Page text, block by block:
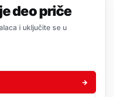
deo priče
i uključite se u
→